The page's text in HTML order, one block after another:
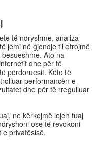
ty”
Institutit